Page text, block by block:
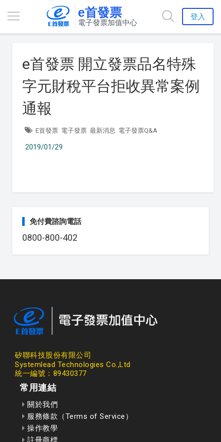
e首發票
電子發票加值中心
登入
e首發票 開立發票品名特殊
字元財稅平台拒收異常案例
通報
E首發票 電子發票 最新消息 電子發票Q&A
2019/01/29
免付費諮詢電話
0800-800-402
矽聯科技股份有限公司
Systemlead Technologies Co.,Ltd
統一編號：89430377
常用連結
關於我們
服務條款（Terms of Service）
操作教學
註冊商標